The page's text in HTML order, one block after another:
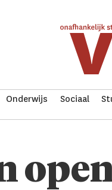
Onderwijs Sociaal